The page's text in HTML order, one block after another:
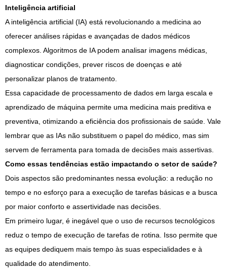
Inteligência artificial
A inteligência artificial (IA) está revolucionando a medicina ao
oferecer análises rápidas e avançadas de dados médicos
complexos. Algoritmos de IA podem analisar imagens médicas,
diagnosticar condições, prever riscos de doenças e até
personalizar planos de tratamento.
Essa capacidade de processamento de dados em larga escala e
aprendizado de máquina permite uma medicina mais preditiva e
preventiva, otimizando a eficiência dos profissionais de saúde. Vale
lembrar que as IAs não substituem o papel do médico, mas sim
servem de ferramenta para tomada de decisões mais assertivas.
Como essas tendências estão impactando o setor de saúde?
Dois aspectos são predominantes nessa evolução: a redução no
tempo e no esforço para a execução de tarefas básicas e a busca
por maior conforto e assertividade nas decisões.
Em primeiro lugar, é inegável que o uso de recursos tecnológicos
reduz o tempo de execução de tarefas de rotina. Isso permite que
as equipes dediquem mais tempo às suas especialidades e à
qualidade do atendimento.